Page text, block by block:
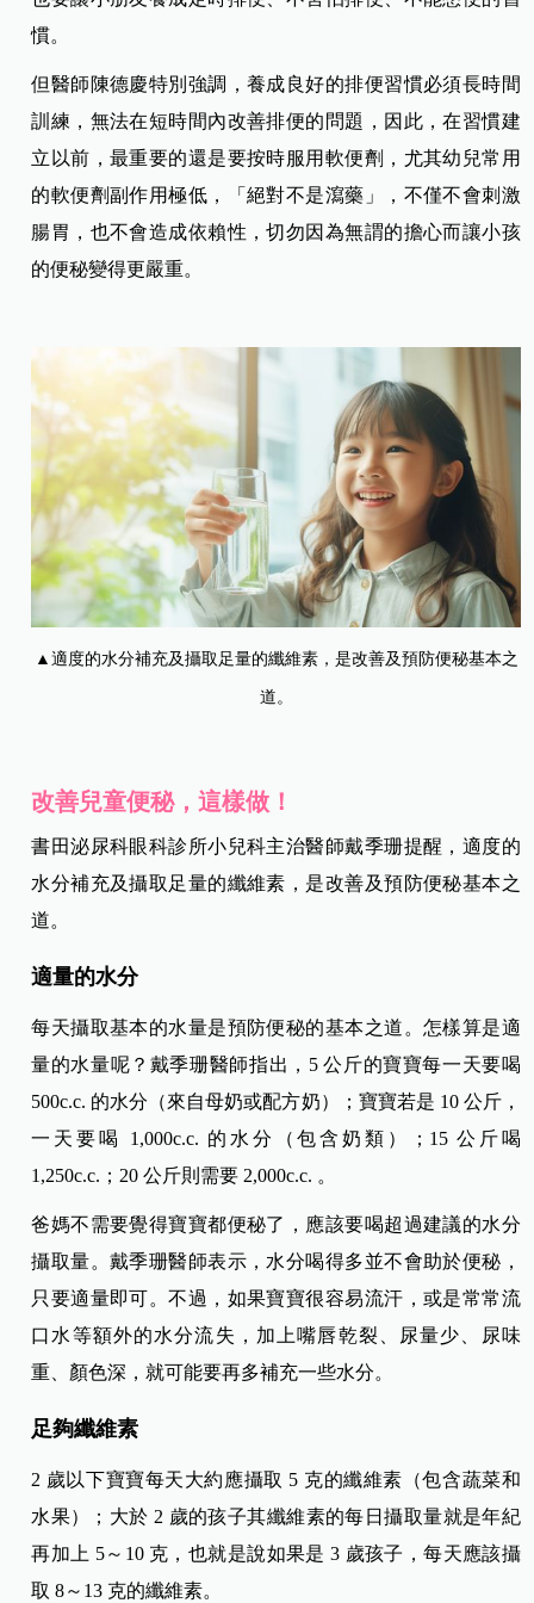
慣。
但醫師陳德慶特別強調，養成良好的排便習慣必須長時間
訓練，無法在短時間內改善排便的問題，因此，在習慣建
立以前，最重要的還是要按時服用軟便劑，尤其幼兒常用
的軟便劑副作用極低，「絕對不是瀉藥」，不僅不會刺激
腸胃，也不會造成依賴性，切勿因為無謂的擔心而讓小孩
的便秘變得更嚴重。
▲適度的水分補充及攝取足量的纖維素，是改善及預防便秘基本之
道。
改善兒童便秘，這樣做！
書田泌尿科眼科診所小兒科主治醫師戴季珊提醒，適度的
水分補充及攝取足量的纖維素，是改善及預防便秘基本之
道。
適量的水分
每天攝取基本的水量是預防便秘的基本之道。怎樣算是適
量的水量呢？戴季珊醫師指出，5 公斤的寶寶每一天要喝
500c.c. 的水分（來自母奶或配方奶）；寶寶若是 10 公斤，
一天要喝 1,000c.c. 的水分（包含奶類）；15 公斤喝
1,250c.c.；20 公斤則需要 2,000c.c. 。
爸媽不需要覺得寶寶都便秘了，應該要喝超過建議的水分
攝取量。戴季珊醫師表示，水分喝得多並不會助於便秘，
只要適量即可。不過，如果寶寶很容易流汗，或是常常流
口水等額外的水分流失，加上嘴唇乾裂、尿量少、尿味
重、顏色深，就可能要再多補充一些水分。
足夠纖維素
2 歲以下寶寶每天大約應攝取 5 克的纖維素（包含蔬菜和
水果）；大於 2 歲的孩子其纖維素的每日攝取量就是年紀
再加上 5～10 克，也就是說如果是 3 歲孩子，每天應該攝
取 8～13 克的纖維素。